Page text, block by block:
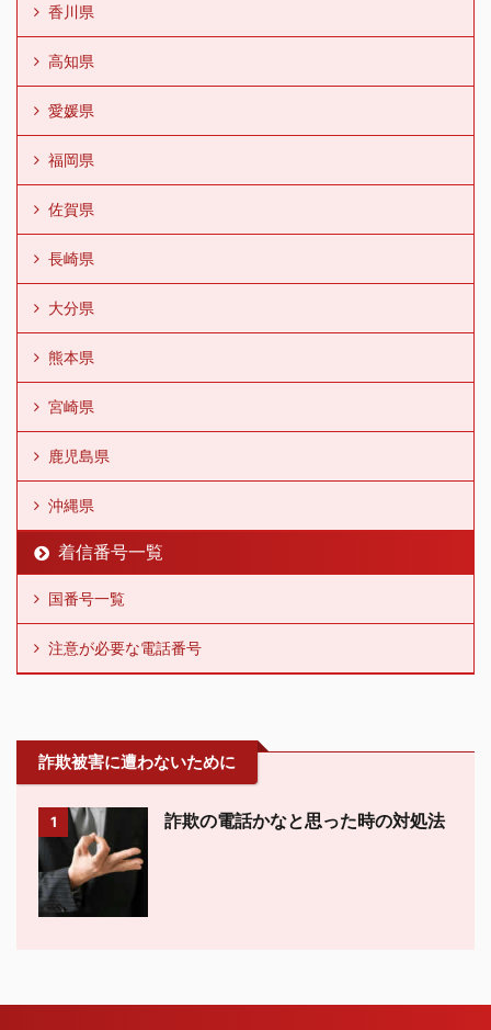
香川県
高知県
愛媛県
福岡県
佐賀県
長崎県
大分県
熊本県
宮崎県
鹿児島県
沖縄県
着信番号一覧
国番号一覧
注意が必要な電話番号
詐欺被害に遭わないために
1 詐欺の電話かなと思った時の対処法